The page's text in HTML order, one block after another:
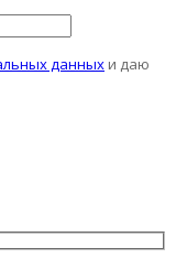
данных и даю